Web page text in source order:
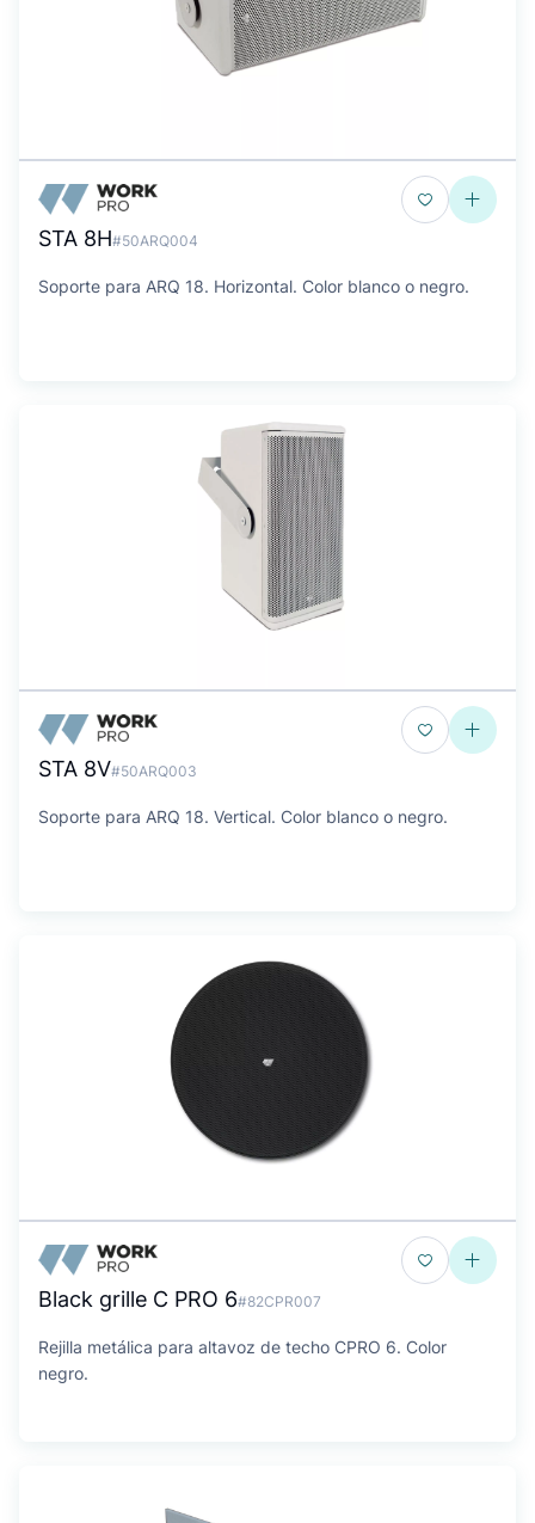
STA 8H#50ARQ004
Soporte para ARQ 18. Horizontal. Color blanco o negro.
STA 8V#50ARQ003
Soporte para ARQ 18. Vertical. Color blanco o negro.
Black grille C PRO 6#82CPR007
Rejilla metálica para altavoz de techo CPRO 6. Color
negro.